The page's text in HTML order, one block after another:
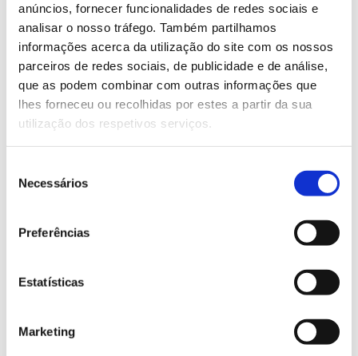
anúncios, fornecer funcionalidades de redes sociais e
analisar o nosso tráfego. Também partilhamos
informações acerca da utilização do site com os nossos
parceiros de redes sociais, de publicidade e de análise,
que as podem combinar com outras informações que
lhes forneceu ou recolhidas por estes a partir da sua
utilização dos respetivos serviços.
Necessários
Preferências
Estatísticas
Marketing
13.07.2026
Genoma do priolo e de outras espécies em risco:
conhecer para conservar
Registar galhas de Trichi em acácia-das-espigas:
cidadãos chamados a ajudar
Natureza e florestas procuram jovens voluntários